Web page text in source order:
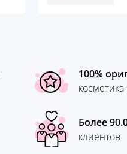
100%
косметика
Более
клиентов